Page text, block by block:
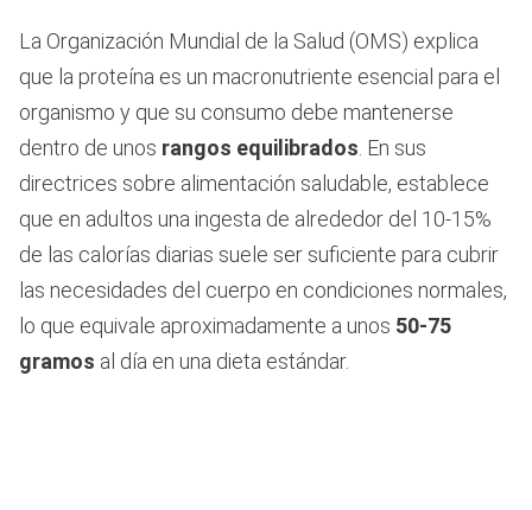
La Organización Mundial de la Salud (OMS) explica
que la proteína es un macronutriente esencial para el
organismo y que su consumo debe mantenerse
dentro de unos rangos equilibrados . En sus
directrices sobre alimentación saludable, establece
que en adultos una ingesta de alrededor del 10-15%
de las calorías diarias suele ser suficiente para cubrir
las necesidades del cuerpo en condiciones normales,
lo que equivale aproximadamente a unos 50-75
gramos al día en una dieta estándar.